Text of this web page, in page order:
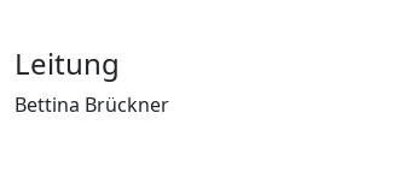
Leitung
Bettina Brückner